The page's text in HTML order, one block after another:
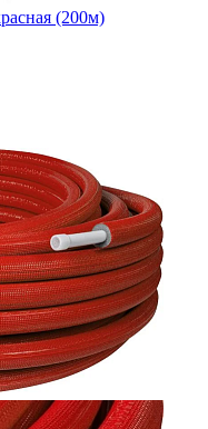
(200м)